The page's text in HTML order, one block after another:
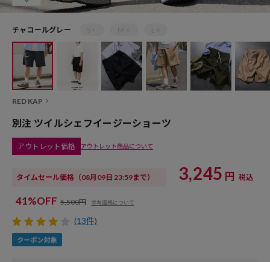
チャコールグレー
RED KAP
別注 ツイルシェフイージーショーツ
アウトレット価格 アウトレット商品について
タイムセール価格 （08月09日 23:59まで） 3,245 円 税込
41%OFF 5,500円 参考価格について
(13件)